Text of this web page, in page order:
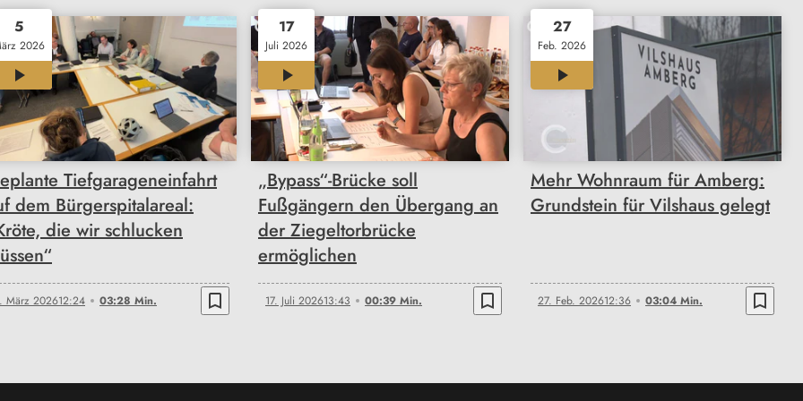
5
2026
03:28
Tiefgarageneinfahrt
dem Bürgerspitalareal:
die wir schlucken
März 202612:24 03:28 Min. bookmark_border
17
Juli 2026
00:39
„Bypass“-Brücke soll
Fußgängern den Übergang an
der Ziegeltorbrücke
ermöglichen
17. Juli 202613:43 00:39 Min. bookmark_border
27
Feb. 2026
Mehr Wohnraum für Amberg:
Grundstein für Vilshaus gelegt
27. Feb. 202612:36 03:04 Min. bookmark_border